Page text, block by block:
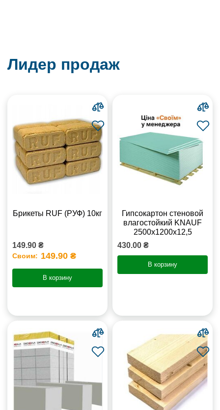
Лидер продаж
Брикеты RUF (РУФ) 10кг
149.90 ₴
Своим: 149.90 ₴
В корзину
Гипсокартон стеновой
влагостойкий KNAUF
2500х1200х12,5
430.00 ₴
В корзину